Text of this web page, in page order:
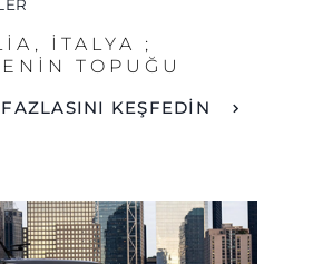
KEŞFEDİN